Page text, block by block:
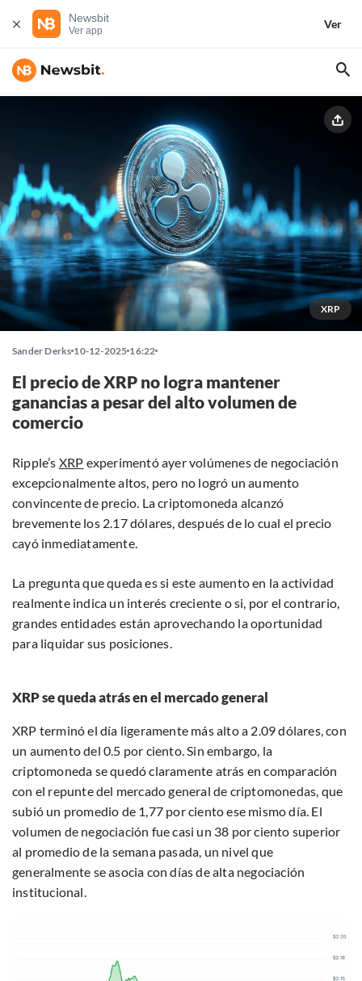
Newsbit
Ver app
Ver
XRP
Sander Derks 10-12-2025 16:22
El precio de XRP no logra mantener
ganancias a pesar del alto volumen de
comercio
Ripple’s XRP experimentó ayer volúmenes de negociación
excepcionalmente altos, pero no logró un aumento
convincente de precio. La criptomoneda alcanzó
brevemente los 2.17 dólares, después de lo cual el precio
cayó inmediatamente.
La pregunta que queda es si este aumento en la actividad
realmente indica un interés creciente o si, por el contrario,
grandes entidades están aprovechando la oportunidad
para liquidar sus posiciones.
XRP se queda atrás en el mercado general
XRP terminó el día ligeramente más alto a 2.09 dólares, con
un aumento del 0.5 por ciento. Sin embargo, la
criptomoneda se quedó claramente atrás en comparación
con el repunte del mercado general de criptomonedas, que
subió un promedio de 1,77 por ciento ese mismo día. El
volumen de negociación fue casi un 38 por ciento superior
al promedio de la semana pasada, un nivel que
generalmente se asocia con días de alta negociación
institucional.